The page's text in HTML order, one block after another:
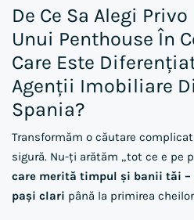
De Ce Sa Alegi
Unui Penthouse În
Care Este
Agenții Imobiliare
Spania?
Transformăm o căutare
sigură. Nu-ți arătăm „tot ce e pe
care merită timpul și banii tăi –
pași clari până la primirea